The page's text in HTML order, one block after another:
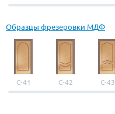
выбор
Образцы фрезеровки МДФ
С-41 С-42 С-43